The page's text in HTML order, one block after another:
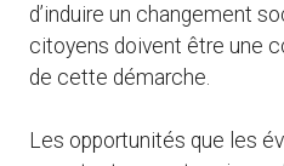
d’induire un changement
citoyens doivent être une
de cette démarche.
Les opportunités que les